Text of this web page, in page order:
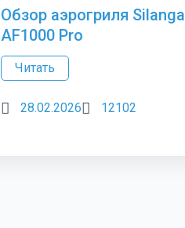
Обзор аэрогриля Silanga
AF1000 Pro
Читать
28.02.2026 12102